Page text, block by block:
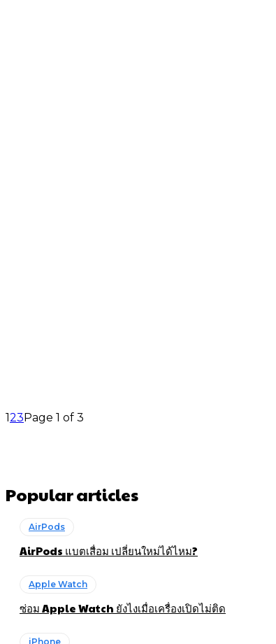
123Page 1 of 3
Popular articles
AirPods
AirPods แบตเสื่อม เปลี่ยนใหม่ได้ไหม?
Apple Watch
ซ่อม Apple Watch ยังไงเมื่อเครื่องเปิดไม่ติด
iPhone